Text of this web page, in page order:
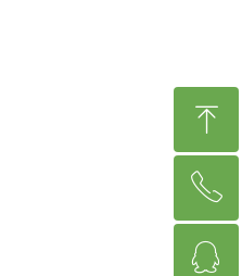
ꁸ
回到顶部
ꂅ
400-993-6038
ꁗ